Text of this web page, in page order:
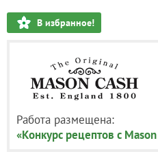
В избранное!
Работа размещена:
«Конкурс рецептов с